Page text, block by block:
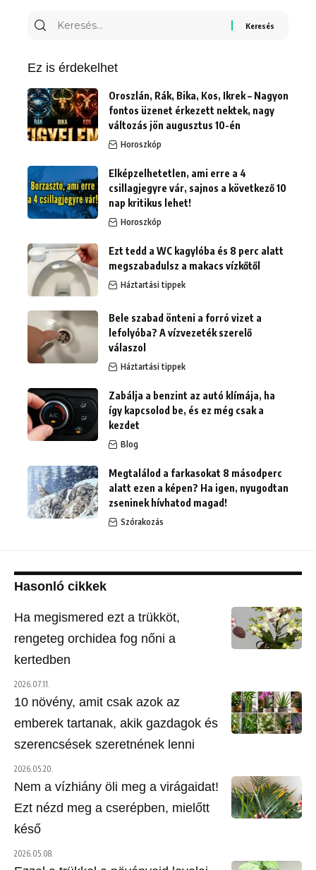
Keresés
Ez is érdekelhet
Oroszlán, Rák, Bika, Kos, Ikrek – Nagyon
fontos üzenet érkezett nektek, nagy
változás jön augusztus 10-én
Horoszkóp
Elképzelhetetlen, ami erre a 4
csillagjegyre vár, sajnos a következő 10
nap kritikus lehet!
Horoszkóp
Ezt tedd a WC kagylóba és 8 perc alatt
megszabadulsz a makacs vízkőtől
Háztartási tippek
Bele szabad önteni a forró vizet a
lefolyóba? A vízvezeték szerelő
válaszol
Háztartási tippek
Zabálja a benzint az autó klímája, ha
így kapcsolod be, és ez még csak a
kezdet
Blog
Megtalálod a farkasokat 8 másodperc
alatt ezen a képen? Ha igen, nyugodtan
zseninek hívhatod magad!
Szórakozás
Hasonló cikkek
Ha megismered ezt a trükköt,
rengeteg orchidea fog nőni a
kertedben
2026.07.11.
10 növény, amit csak azok az
emberek tartanak, akik gazdagok és
szerencsések szeretnének lenni
2026.05.20.
Nem a vízhiány öli meg a virágaidat!
Ezt nézd meg a cserépben, mielőtt
késő
2026.05.08.